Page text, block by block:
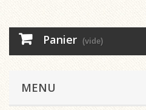
Panier (vide)
MENU